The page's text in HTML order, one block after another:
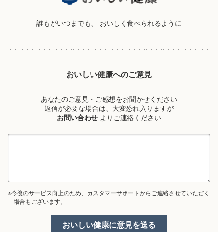
誰もがいつまでも、 おいしく食べられるように
おいしい健康へのご意見
あなたのご意見・ご感想をお聞かせください
返信が必要な場合は、大変恐れ入りますが
お問い合わせ よりご連絡ください
※今後のサービス向上のため、カスタマーサポートからご連絡させていただく
場合もございます。